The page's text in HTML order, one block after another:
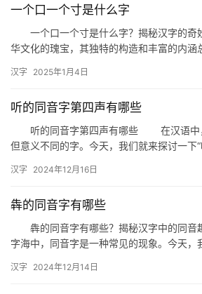
一个口一个寸是什么字
一个口一个寸是什么字？揭秘汉字的
华文化的瑰宝，其独特的构造和丰富的内涵
不仅…
汉字 2025年1月4日
听的同音字第四声有哪些
听的同音字第四声有哪些 在汉语中，
但意义不同的字。今天，我们就来探讨一下
汉字 2024年12月16日
犇的同音字有哪些
犇的同音字有哪些？揭秘汉字中的同
字海中，同音字是一种常见的现象。今天，
汉字 2024年12月14日